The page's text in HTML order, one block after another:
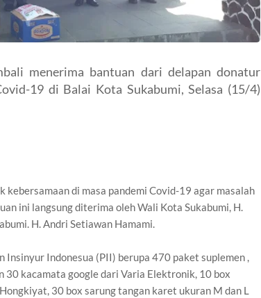
menerima bantuan dari delapan donatur
19 di Balai Kota Sukabumi, Selasa (15/4)
kebersamaan di masa pandemi Covid-19 agar masalah
ini langsung diterima oleh Wali Kota Sukabumi, H.
H. Andri Setiawan Hamami.
Indonesua (PII) berupa 470 paket suplemen ,
30 kacamata google dari Varia Elektronik, 10 box
30 box sarung tangan karet ukuran M dan L